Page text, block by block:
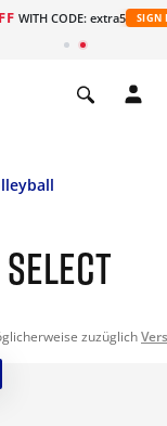
WITH CODE: extra5 SIGN
zuzüglich